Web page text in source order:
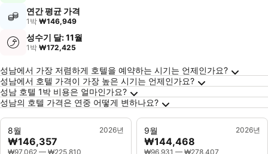
연간 평균 가격
1박 ₩146,949
성수기 달: 11월
1박 ₩172,425
성남에 대한 자주 묻는 질문
성남에서 가장 저렴하게 호텔을 예약하는 시기는 언제인가요?
성남에서 호텔 가격이 가장 높은 시기는 언제인가요?
성남 호텔 1박 비용은 얼마인가요?
성남의 호텔 가격은 연중 어떻게 변하나요?
8월 2026년
₩146,357
₩97,062 — ₩225,810
9월 2026년
₩144,468
₩96,931 — ₩278,407